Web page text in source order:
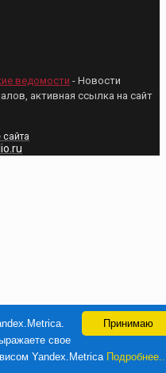
ведомости - Новости
активная ссылка на сайт
сайта
Принимаю
свое
Yandex.Metrica